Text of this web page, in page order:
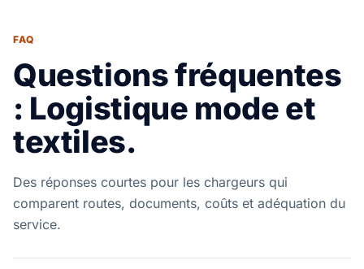
FAQ
Questions fréquentes
: Logistique mode et
textiles.
Des réponses courtes pour les chargeurs qui
comparent routes, documents, coûts et adéquation du
service.